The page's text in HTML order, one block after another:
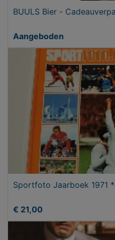
BUULS Bier -
Aangeboden
Sportfoto Jaarboek 1971
€ 21,00